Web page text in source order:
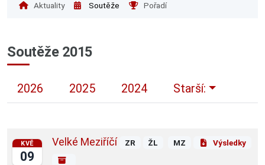
Aktuality Soutěže Pořadí
Soutěže 2015
2026 2025 2024 Starší:
KVĚ
09
Velké Meziříčí ZR ŽL MZ Výsledky